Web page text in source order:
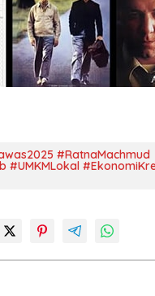
#RatnaMachmud
#UMKMLokal